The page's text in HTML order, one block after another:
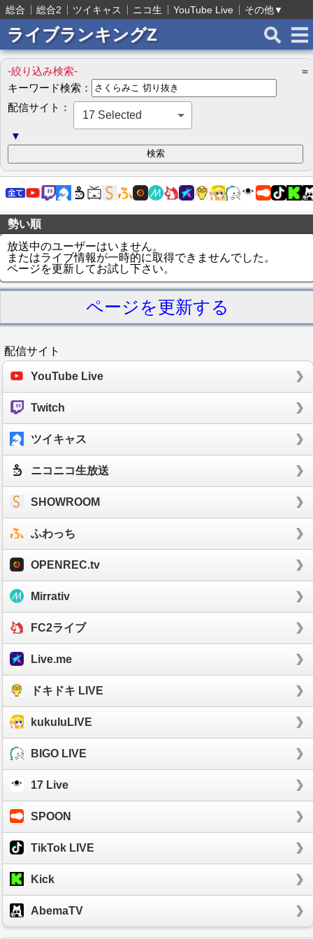
総合 総合2 ツイキャス ニコ生 YouTube Live その他▼
ライブランキングZ
-絞り込み検索-
＝
キーワード検索：
配信サイト：
17 Selected
▼
勢い順
放送中のユーザーはいません。
またはライブ情報が一時的に取得できませんでした。
ページを更新してお試し下さい。
ページを更新する
配信サイト
YouTube Live
Twitch
ツイキャス
ニコニコ生放送
SHOWROOM
ふわっち
OPENREC.tv
Mirrativ
FC2ライブ
Live.me
ドキドキ LIVE
kukuluLIVE
BIGO LIVE
17 Live
SPOON
TikTok LIVE
Kick
AbemaTV